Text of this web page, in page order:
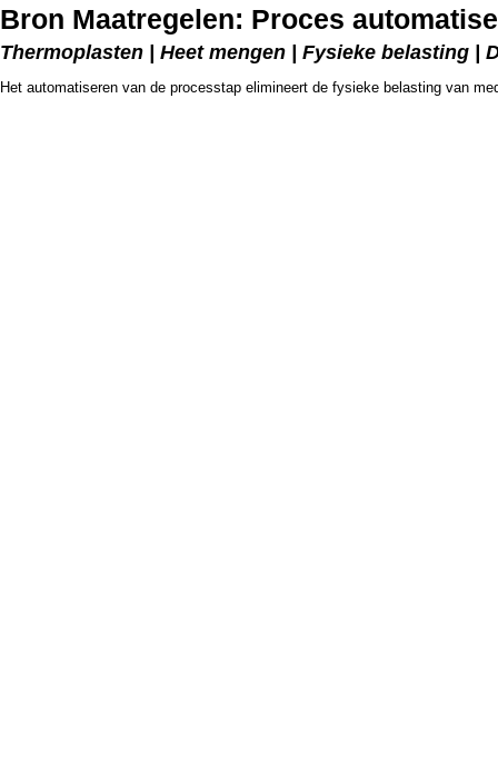
Bron Maatregelen: Proces
Thermoplasten | Heet mengen | Fysieke belasting |
Het automatiseren van de processtap elimineert de fysieke belasting van